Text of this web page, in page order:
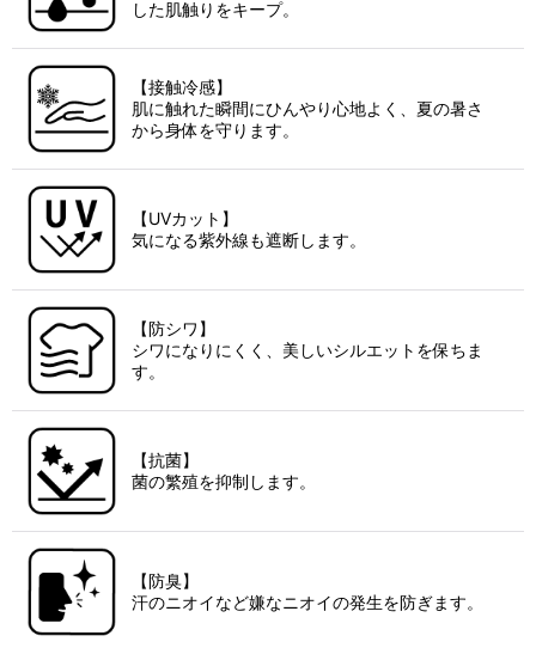
した肌触りをキープ。
【接触冷感】
肌に触れた瞬間にひんやり心地よく、夏の暑さ
から身体を守ります。
【UVカット】
気になる紫外線も遮断します。
【防シワ】
シワになりにくく、美しいシルエットを保ちま
す。
【抗菌】
菌の繁殖を抑制します。
【防臭】
汗のニオイなど嫌なニオイの発生を防ぎます。